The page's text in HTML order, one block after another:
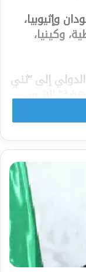
وإثيوبيا،
وكينيا،
إلى “ثني
الإثيوبي
خزان السد
بشأن
إثيوبي من
على
وسط اتهامات
و”الرغبة